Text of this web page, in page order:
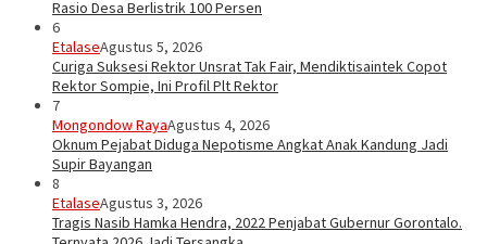
Rasio Desa Berlistrik 100 Persen
6
EtalaseAgustus 5, 2026
Curiga Suksesi Rektor Unsrat Tak Fair, Mendiktisaintek Copot
Rektor Sompie, Ini Profil Plt Rektor
7
Mongondow RayaAgustus 4, 2026
Oknum Pejabat Diduga Nepotisme Angkat Anak Kandung Jadi
Supir Bayangan
8
EtalaseAgustus 3, 2026
Tragis Nasib Hamka Hendra, 2022 Penjabat Gubernur Gorontalo.